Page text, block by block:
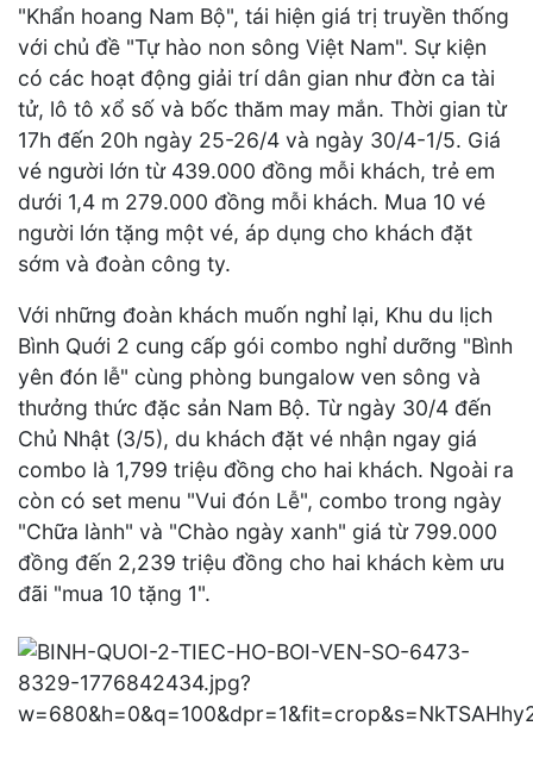
"Khẩn hoang Nam Bộ", tái hiện giá trị truyền thống
với chủ đề "Tự hào non sông Việt Nam". Sự kiện
có các hoạt động giải trí dân gian như đờn ca tài
tử, lô tô xổ số và bốc thăm may mắn. Thời gian từ
17h đến 20h ngày 25-26/4 và ngày 30/4-1/5. Giá
vé người lớn từ 439.000 đồng mỗi khách, trẻ em
dưới 1,4 m 279.000 đồng mỗi khách. Mua 10 vé
người lớn tặng một vé, áp dụng cho khách đặt
sớm và đoàn công ty.
Với những đoàn khách muốn nghỉ lại, Khu du lịch
Bình Quới 2 cung cấp gói combo nghỉ dưỡng "Bình
yên đón lễ" cùng phòng bungalow ven sông và
thưởng thức đặc sản Nam Bộ. Từ ngày 30/4 đến
Chủ Nhật (3/5), du khách đặt vé nhận ngay giá
combo là 1,799 triệu đồng cho hai khách. Ngoài ra
còn có set menu "Vui đón Lễ", combo trong ngày
"Chữa lành" và "Chào ngày xanh" giá từ 799.000
đồng đến 2,239 triệu đồng cho hai khách kèm ưu
đãi "mua 10 tặng 1".